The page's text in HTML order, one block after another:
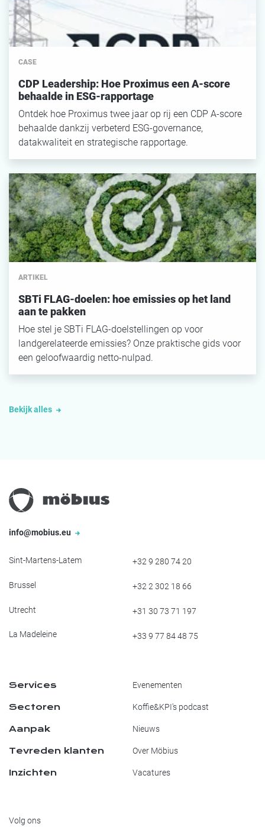
CASE
CDP Leadership: Hoe Proximus een A-score
behaalde in ESG-rapportage
Ontdek hoe Proximus twee jaar op rij een CDP A-score
behaalde dankzij verbeterd ESG-governance,
datakwaliteit en strategische rapportage.
ARTIKEL
SBTi FLAG-doelen: hoe emissies op het land
aan te pakken
Hoe stel je SBTi FLAG-doelstellingen op voor
landgerelateerde emissies? Onze praktische gids voor
een geloofwaardig netto-nulpad.
Bekijk alles
info@mobius.eu
Sint-Martens-Latem +32 9 280 74 20
Brussel +32 2 302 18 66
Utrecht +31 30 73 71 197
La Madeleine +33 9 77 84 48 75
Services
Sectoren
Aanpak
Tevreden klanten
Inzichten
Evenementen
Koffie&KPI's podcast
Nieuws
Over Möbius
Vacatures
Volg ons